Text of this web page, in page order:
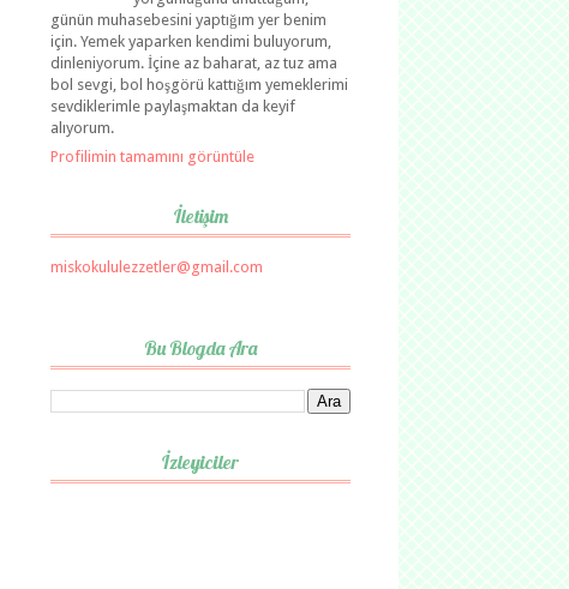
günün muhasebesini yaptığım yer benim
için. Yemek yaparken kendimi buluyorum,
dinleniyorum. İçine az baharat, az tuz ama
bol sevgi, bol hoşgörü kattığım yemeklerimi
sevdiklerimle paylaşmaktan da keyif
alıyorum.
Profilimin tamamını görüntüle
İletişim
miskokululezzetler@gmail.com
Bu Blogda Ara
İzleyiciler